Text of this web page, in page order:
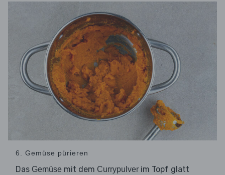
6. Gemüse pürieren
Das Gemüse mit dem Currypulver im Topf glatt